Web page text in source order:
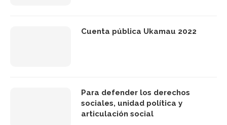
Cuenta pública Ukamau 2022
Para defender los derechos
sociales, unidad política y
articulación social